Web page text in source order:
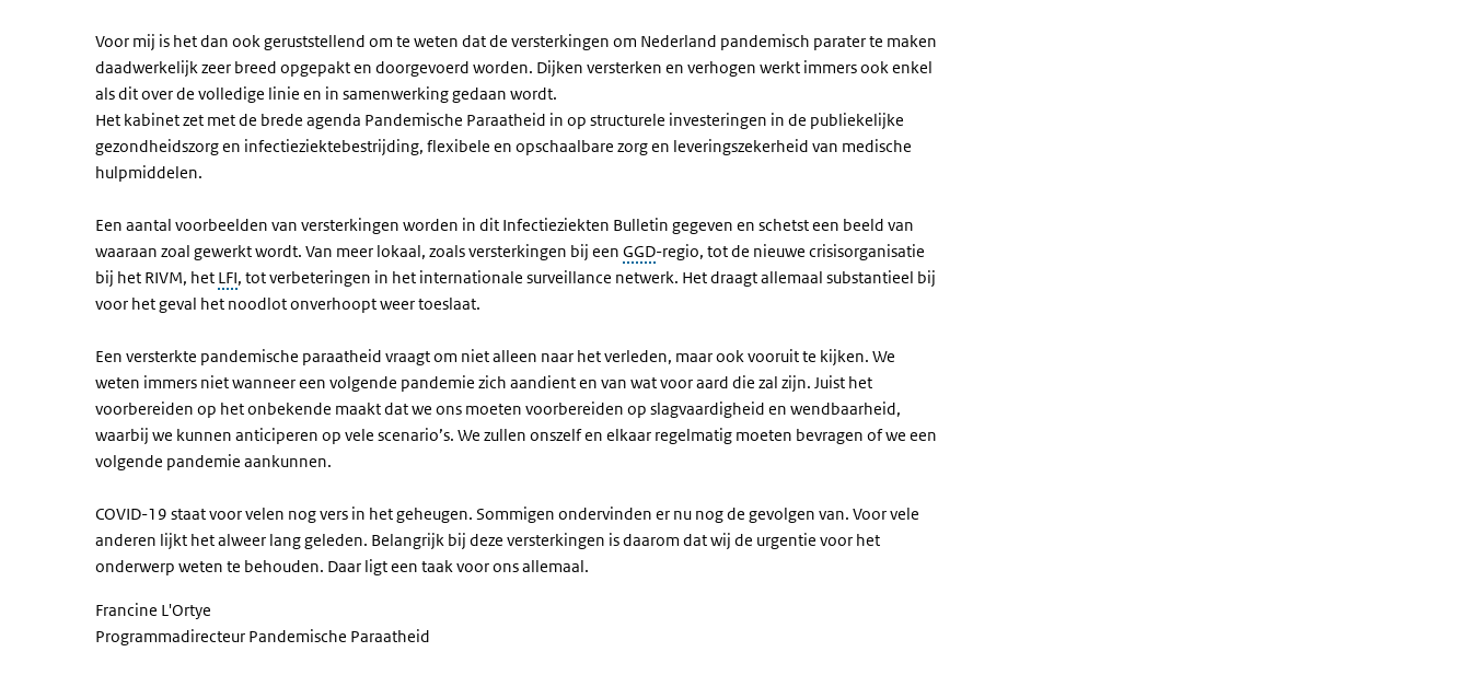
Voor mij is het dan ook geruststellend om te weten dat de versterkingen om Nederland pandemisch parater te maken
daadwerkelijk zeer breed opgepakt en doorgevoerd worden. Dijken versterken en verhogen werkt immers ook enkel
als dit over de volledige linie en in samenwerking gedaan wordt.
Het kabinet zet met de brede agenda Pandemische Paraatheid in op structurele investeringen in de publiekelijke
gezondheidszorg en infectieziektebestrijding, flexibele en opschaalbare zorg en leveringszekerheid van medische
hulpmiddelen.
Een aantal voorbeelden van versterkingen worden in dit Infectieziekten Bulletin gegeven en schetst een beeld van
waaraan zoal gewerkt wordt. Van meer lokaal, zoals versterkingen bij een GGD-regio, tot de nieuwe crisisorganisatie
bij het RIVM, het LFI, tot verbeteringen in het internationale surveillance netwerk. Het draagt allemaal substantieel bij
voor het geval het noodlot onverhoopt weer toeslaat.
Een versterkte pandemische paraatheid vraagt om niet alleen naar het verleden, maar ook vooruit te kijken. We
weten immers niet wanneer een volgende pandemie zich aandient en van wat voor aard die zal zijn. Juist het
voorbereiden op het onbekende maakt dat we ons moeten voorbereiden op slagvaardigheid en wendbaarheid,
waarbij we kunnen anticiperen op vele scenario’s. We zullen onszelf en elkaar regelmatig moeten bevragen of we een
volgende pandemie aankunnen.
COVID-19 staat voor velen nog vers in het geheugen. Sommigen ondervinden er nu nog de gevolgen van. Voor vele
anderen lijkt het alweer lang geleden. Belangrijk bij deze versterkingen is daarom dat wij de urgentie voor het
onderwerp weten te behouden. Daar ligt een taak voor ons allemaal.
Francine L'Ortye
Programmadirecteur Pandemische Paraatheid